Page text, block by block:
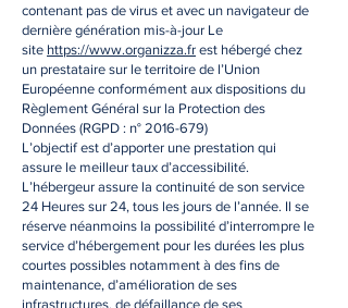
contenant pas de virus et avec un navigateur de
dernière génération mis-à-jour Le
site https://www.organizza.fr est hébergé chez
un prestataire sur le territoire de l’Union
Européenne conformément aux dispositions du
Règlement Général sur la Protection des
Données (RGPD : n° 2016-679)
L’objectif est d’apporter une prestation qui
assure le meilleur taux d’accessibilité.
L’hébergeur assure la continuité de son service
24 Heures sur 24, tous les jours de l’année. Il se
réserve néanmoins la possibilité d’interrompre le
service d’hébergement pour les durées les plus
courtes possibles notamment à des fins de
maintenance, d’amélioration de ses
infrastructures, de défaillance de ses